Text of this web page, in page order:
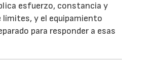
esfuerzo, constancia y
límites, y el equipamiento
para responder a esas